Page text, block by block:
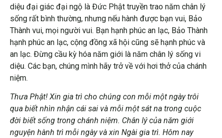
diệu đại giác đại ngộ là Đức Phật truyền trao năm chân lý
sống rất bình thường, nhưng nếu hành được bạn vui, Bảo
Thành vui, mọi người vui. Bạn hạnh phúc an lạc, Bảo Thành
hạnh phúc an lạc, cộng đồng xã hội cũng sẽ hạnh phúc và
an lạc. Đừng cầu kỳ hóa năm giới là năm chân lý sống vi
diệu. Các bạn, chúng mình hãy trở về với hơi thở của chánh
niệm.
Thưa Phật! Xin gia trì cho chúng con mỗi một ngày trôi
qua biết nhìn nhận cái sai và mỗi một sát na trong cuộc
đời biết sống trong chánh niệm. Chân lý của năm giới
nguyện hành trì mỗi ngày và xin Ngài gia trì. Hôm nay